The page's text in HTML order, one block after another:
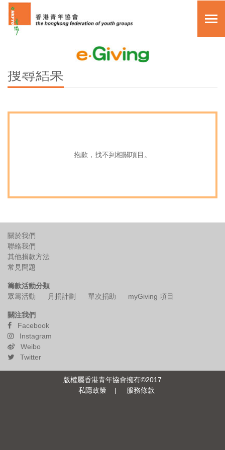
其他捐款方法
主頁
其他捐款方法
常見問題
複製頁面鏈接
分享頁面至
English
搜尋結果
抱歉，找不到相關項目。
關於我們
聯絡我們
其他捐款方法
常見問題
籌款活動分類
眾籌活動
月捐計劃 單次捐助 myGiving 項目
關注我們
Facebook
Instagram
Weibo
Twitter
版權屬香港青年協會擁有©2017
私隱政策
| 服務條款